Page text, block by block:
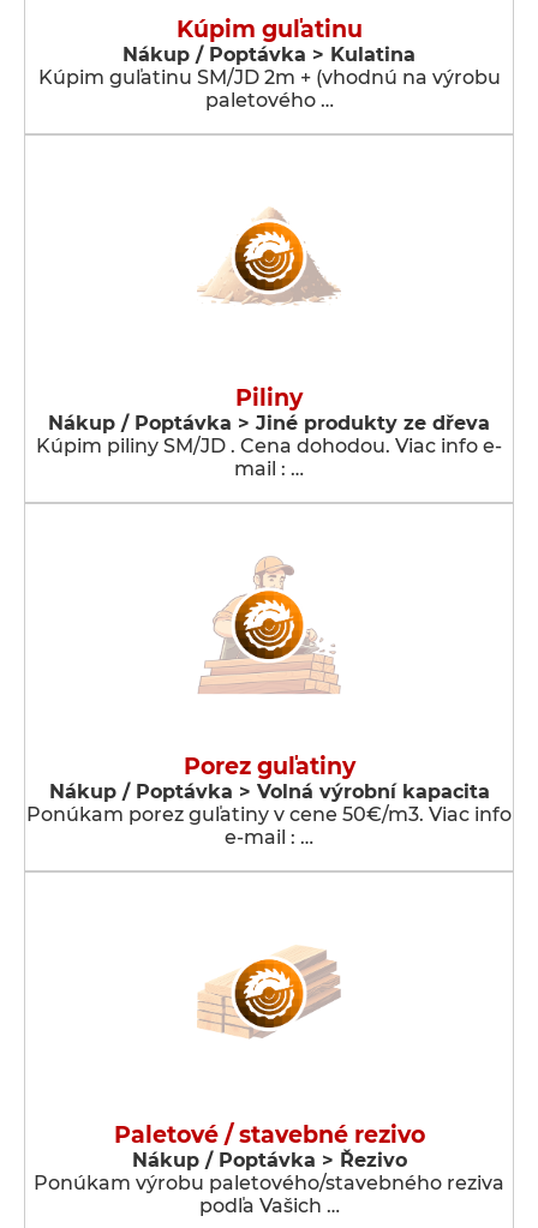
Kúpim guľatinu
Nákup / Poptávka > Kulatina
Kúpim guľatinu SM/JD 2m + (vhodnú na výrobu
paletového …
Piliny
Nákup / Poptávka > Jiné produkty ze dřeva
Kúpim piliny SM/JD . Cena dohodou. Viac info e-
mail : …
Porez guľatiny
Nákup / Poptávka > Volná výrobní kapacita
Ponúkam porez guľatiny v cene 50€/m3. Viac info
e-mail : …
Paletové / stavebné rezivo
Nákup / Poptávka > Řezivo
Ponúkam výrobu paletového/stavebného reziva
podľa Vašich …